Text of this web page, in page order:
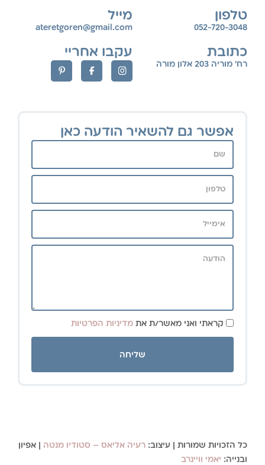
טלפון
052-720-3048
מייל
ateretgoren@gmail.com
כתובת
רח' מוריה 203 אלון מורה
עקבו אחריי
אפשר גם להשאיר הודעה כאן
קראתי ואני מאשר/ת את מדיניות הפרטיות
שליחה
כל הזכויות שמורות | עיצוב: רעיה אליאס – סטודיו מנטה | אפיון
ובנייה: יאמי וויינרב